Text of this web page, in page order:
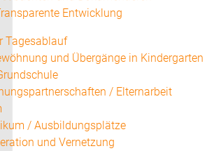
Entwicklung
Tagesablauf
und Übergänge in Kindergarten
/ Elternarbeit
/ Ausbildungsplätze
und Vernetzung